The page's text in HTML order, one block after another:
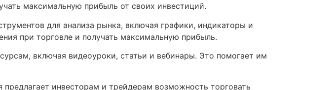
максимальную прибыль от своих инвестиций.
для анализа рынка, включая графики, индикаторы и
при торговле и получать максимальную прибыль.
включая видеоуроки, статьи и вебинары. Это помогает им
инвесторам и трейдерам возможность торговать